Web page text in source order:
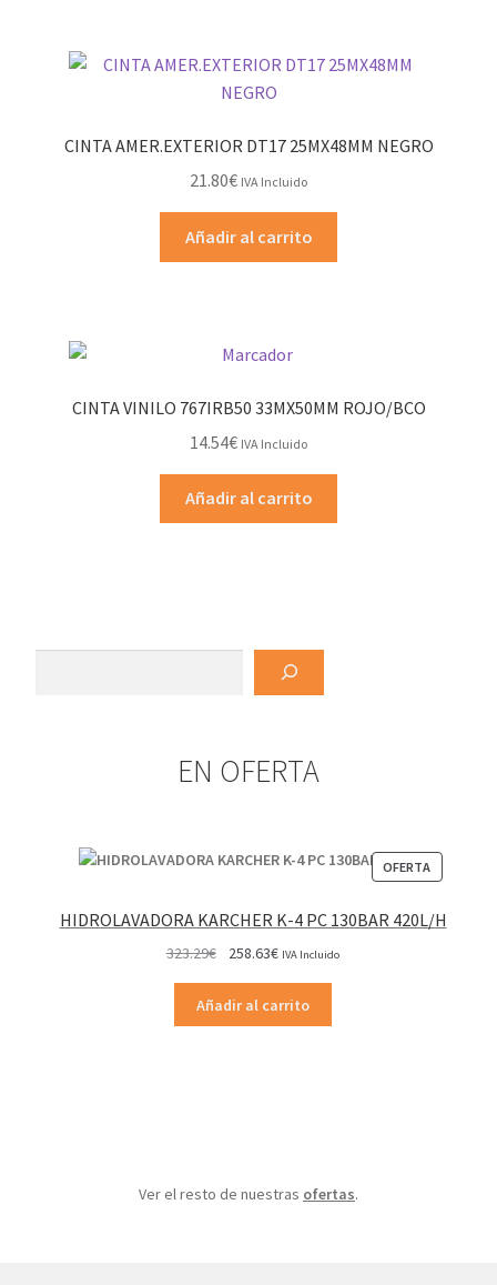
CINTA AMER.EXTERIOR DT17 25MX48MM NEGRO
21.80€ IVA Incluido
Añadir al carrito
CINTA VINILO 767IRB50 33MX50MM ROJO/BCO
14.54€ IVA Incluido
Añadir al carrito
EN OFERTA
OFERTA
EN
HIDROLAVADORA KARCHER K-4 PC 130BAR 420L/H
323.29€
original
era:
258.63€El
actual
es:
IVA Incluido
Añadir al carrito
Ver el resto de nuestras ofertas.